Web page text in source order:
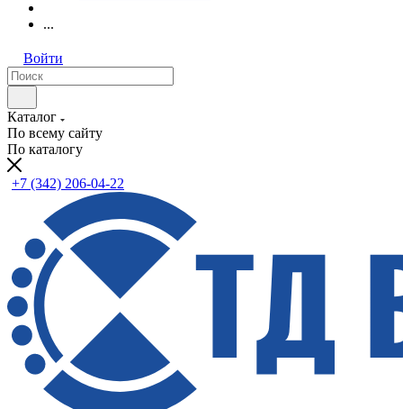
...
Войти
Каталог
По всему сайту
По каталогу
+7 (342) 206-04-22